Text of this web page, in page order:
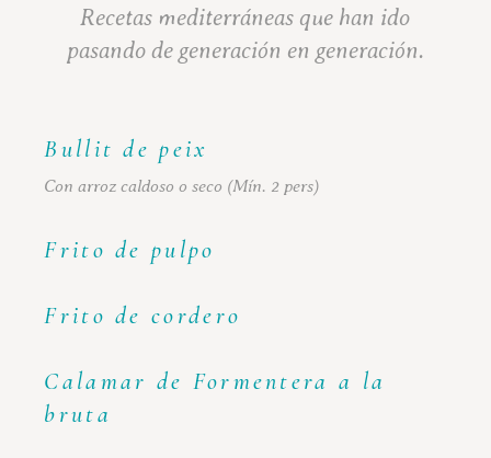
Recetas mediterráneas que han ido
pasando de generación en generación.
Bullit de peix
Con arroz caldoso o seco (Mín. 2 pers)
Frito de pulpo
Frito de cordero
Calamar de Formentera a la
bruta